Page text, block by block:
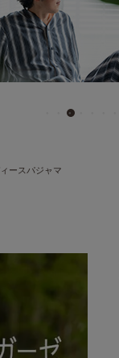
ースパジャマ